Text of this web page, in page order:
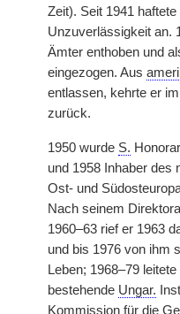
Zeit). Seit 1941
Unzuverlässigkeit an.
Ämter enthoben und
eingezogen. Aus
entlassen, kehrte er im
zurück.
1950 wurde S.
und 1958 Inhaber des
Ost- und
Nach seinem
1960–63 rief er 1963
und bis 1976 von ihm
Leben; 1968–79
bestehende Ungar.
Kommission für die